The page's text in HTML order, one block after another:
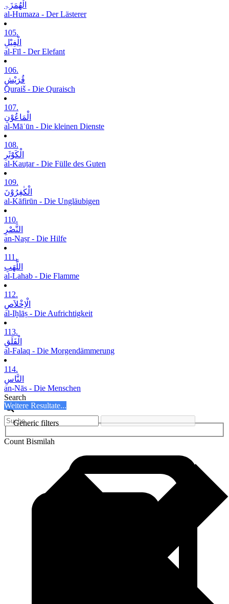
الْھُمَزَۃِ
al-Humaza - Der Lästerer
105.
الْفِیْلِ
al-Fīl - Der Elefant
106.
قُرَیْشٍ
Quraiš - Die Quraisch
107.
الْمَاعُوْنِ
al-Māʿūn - Die kleinen Dienste
108.
الْکَوْثَرِ
al-Kauṯar - Die Fülle des Guten
109.
الْکٰفِرُوْنَ
al-Kāfirūn - Die Ungläubigen
110.
النَّصْرِ
an-Naṣr - Die Hilfe
111.
اللَّھَبِ
al-Lahab - Die Flamme
112.
الْاِخْلاَصِ
al-Iḫlāṣ - Die Aufrichtigkeit
113.
الْفَلَقِ
al-Falaq - Die Morgendämmerung
114.
النَّاسِ
an-Nās - Die Menschen
Search
Weitere Resultate...
Generic filters
Count Bismilah